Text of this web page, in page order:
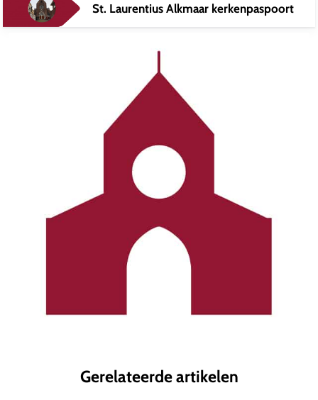
St. Laurentius Alkmaar kerkenpaspoort
Gerelateerde artikelen